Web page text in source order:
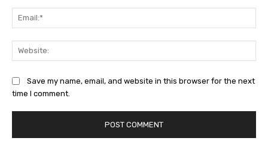
Save my name, email, and website in this browser for the next
time I comment.